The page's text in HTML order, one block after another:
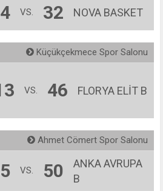
VS. 32 NOVA BASKET
Küçükçekmece Spor Salonu
VS. 46 FLORYA ELİT B
Ahmet Cömert Spor Salonu
VS. 50
ANKA AVRUPA
B